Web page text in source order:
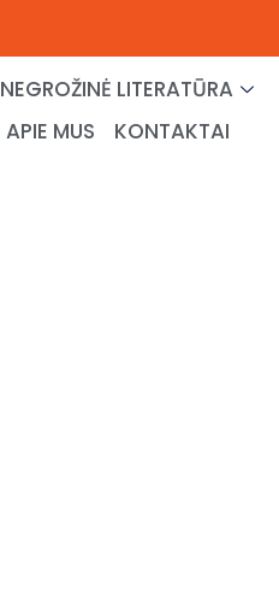
NEGROŽINĖ LITERATŪRA
APIE MUS KONTAKTAI